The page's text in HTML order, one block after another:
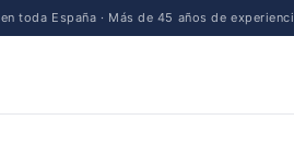
en toda España · Más de 45 años de